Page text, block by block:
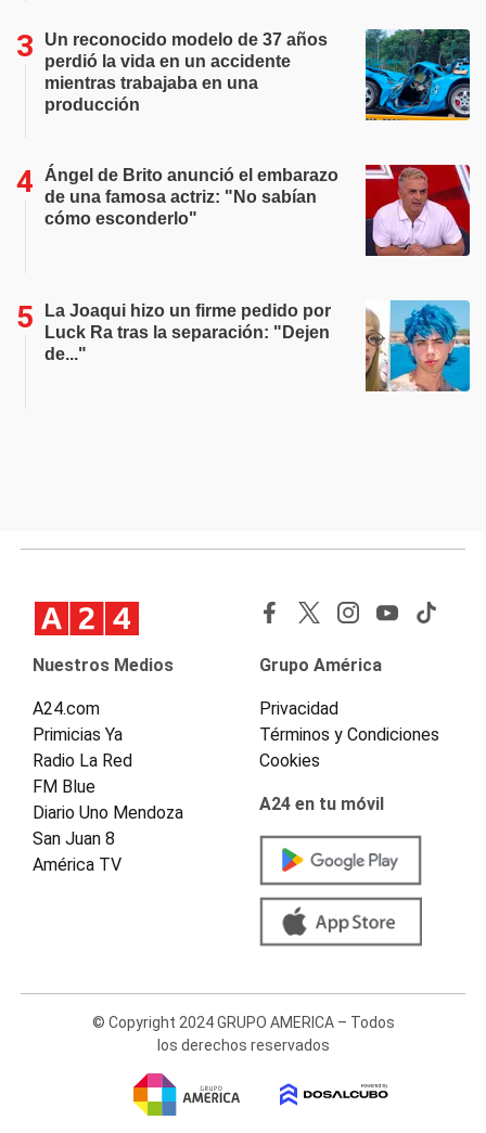
Un reconocido modelo de 37 años
perdió la vida en un accidente
mientras trabajaba en una
producción
Ángel de Brito anunció el embarazo
de una famosa actriz: "No sabían
cómo esconderlo"
La Joaqui hizo un firme pedido por
Luck Ra tras la separación: "Dejen
de..."
Nuestros Medios
A24.com
Primicias Ya
Radio La Red
FM Blue
Diario Uno Mendoza
San Juan 8
América TV
Grupo América
Privacidad
Términos y Condiciones
Cookies
A24 en tu móvil
© Copyright 2024 GRUPO AMERICA – Todos
los derechos reservados